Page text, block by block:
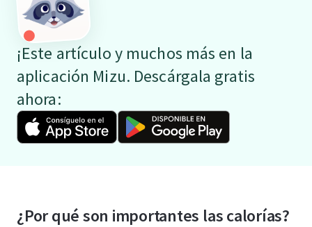
¡Este artículo y muchos más en la
aplicación Mizu. Descárgala gratis
ahora:
¿Por qué son importantes las calorías?